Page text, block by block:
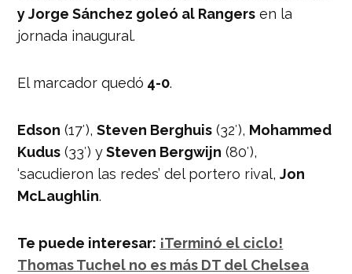
y Jorge Sánchez goleó al Rangers en la
jornada inaugural.
El marcador quedó 4-0.
Edson (17′),Steven Berghuis (32′), Mohammed
Kudus (33′) ySteven Bergwijn (80′),
‘sacudieron las redes’ del portero rival,Jon
McLaughlin.
Te puede interesar: ¡Terminó el ciclo!
Thomas Tuchel no es más DT del Chelsea